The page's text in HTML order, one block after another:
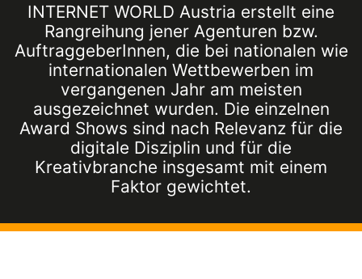
INTERNET WORLD Austria erstellt eine
Rangreihung jener Agenturen bzw.
AuftraggeberInnen, die bei nationalen wie
internationalen Wettbewerben im
vergangenen Jahr am meisten
ausgezeichnet wurden. Die einzelnen
Award Shows sind nach Relevanz für die
digitale Disziplin und für die
Kreativbranche insgesamt mit einem
Faktor gewichtet.